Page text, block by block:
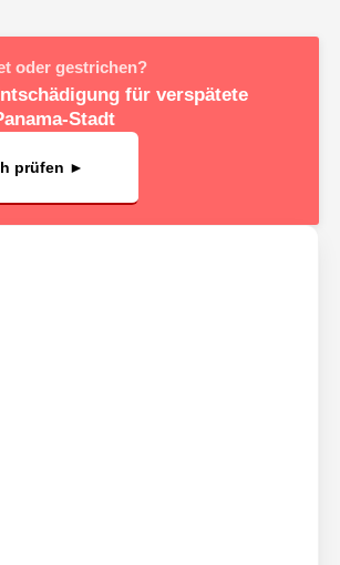
oder gestrichen?
für verspätete
Stadt
prüfen ►